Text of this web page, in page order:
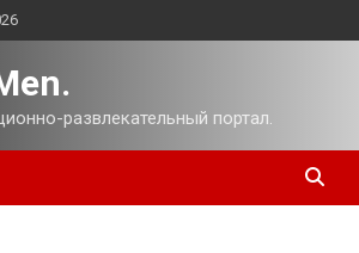
развлекательный портал.